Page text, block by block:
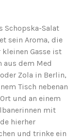
Schopska-Salat
sein Aroma, die
Gasse ist
dem Med
Zola in Berlin,
Tisch nebenan
und an einem
mit
hierher
und trinke ein